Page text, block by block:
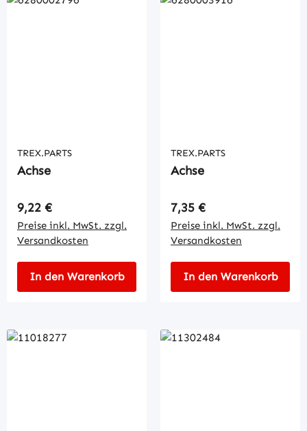
TREX.PARTS
Achse
Regulärer Preis:
9,22 €
Preise inkl. MwSt. zzgl.
Versandkosten
In den Warenkorb
TREX.PARTS
Achse
Regulärer Preis:
7,35 €
Preise inkl. MwSt. zzgl.
Versandkosten
In den Warenkorb